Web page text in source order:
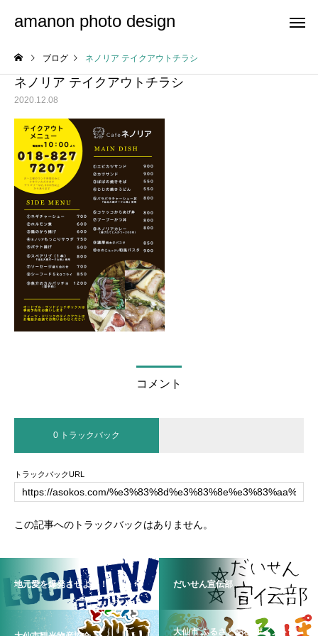
amanon photo design
ブログ ネノリア テイクアウトチラシ
ネノリア テイクアウトチラシ
2020.12.08
コメント
0 トラックバック
トラックバックURL
この記事へのトラックバックはありません。
地元愛を爆発させよう！ だいせん宣伝部
大仙市 ふるさと納税 ポイント制